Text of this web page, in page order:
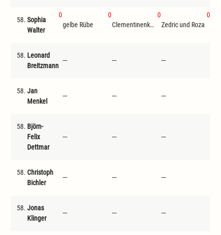
58. Sophia
Walter
0
gelbe Rübe
0
Clementinenkönig
0
Zedric und Roza
0
58. Leonard
Breitzmann
--- --- ---
58. Jan
Menkel
--- --- ---
58. Björn-
Felix
Dettmar
--- --- ---
58. Christoph
Bichler
--- --- ---
58. Jonas
Klinger
--- --- ---